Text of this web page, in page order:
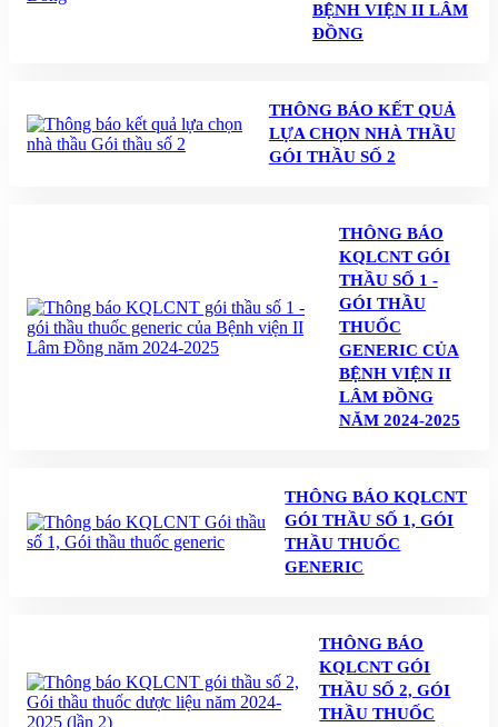
BỆNH VIỆN II LÂM
ĐỒNG
THÔNG BÁO KẾT QUẢ
LỰA CHỌN NHÀ THẦU
GÓI THẦU SỐ 2
THÔNG BÁO
KQLCNT GÓI
THẦU SỐ 1 -
GÓI THẦU
THUỐC
GENERIC CỦA
BỆNH VIỆN II
LÂM ĐỒNG
NĂM 2024-2025
THÔNG BÁO KQLCNT
GÓI THẦU SỐ 1, GÓI
THẦU THUỐC
GENERIC
THÔNG BÁO
KQLCNT GÓI
THẦU SỐ 2, GÓI
THẦU THUỐC